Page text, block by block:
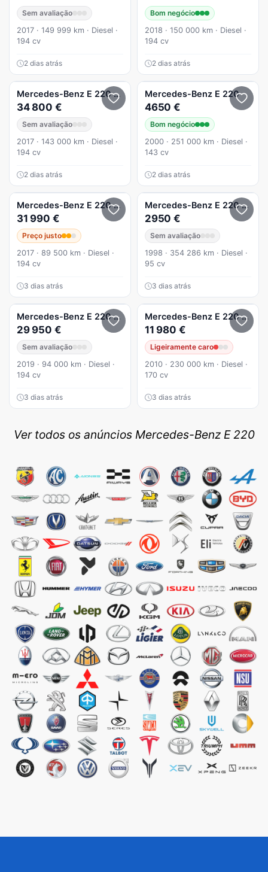
Sem avaliação
2017 · 149 999 km · Diesel ·
194 cv
2 dias atrás
Bom negócio
2018 · 150 000 km · Diesel ·
194 cv
2 dias atrás
Mercedes-Benz E 220 d 9G-TRONIC AMG Line
34 800 €
Sem avaliação
2017 · 143 000 km · Diesel ·
194 cv
2 dias atrás
Mercedes-Benz E 220
4650 €
Bom negócio
2000 · 251 000 km · Diesel ·
143 cv
2 dias atrás
Mercedes-Benz E 220 d AMG
31 990 €
Preço justo
2017 · 89 500 km · Diesel ·
194 cv
3 dias atrás
Mercedes-Benz E 220 D
2950 €
Sem avaliação
1998 · 354 286 km · Diesel ·
95 cv
3 dias atrás
Mercedes-Benz E 220 d AMG Line
29 950 €
Sem avaliação
2019 · 94 000 km · Diesel ·
194 cv
3 dias atrás
Mercedes-Benz E 220 CDi
11 980 €
Ligeiramente caro
2010 · 230 000 km · Diesel ·
170 cv
3 dias atrás
Ver todos os anúncios Mercedes-Benz E 220